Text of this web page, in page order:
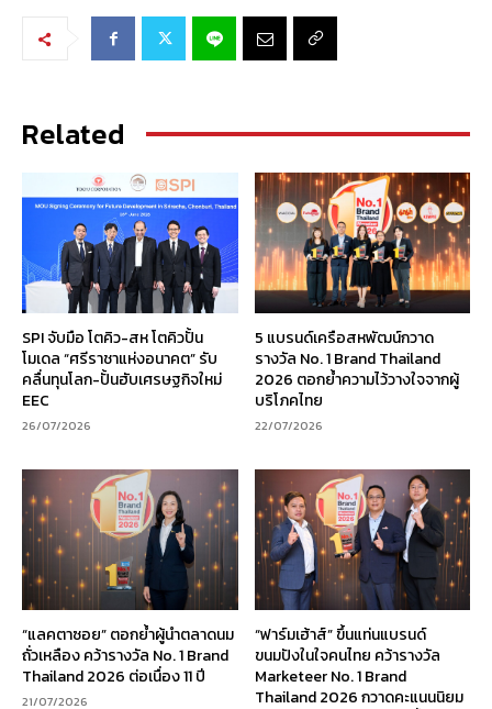
Related
SPI จับมือ โตคิว-สห โตคิวปั้น
โมเดล “ศรีราชาแห่งอนาคต” รับ
คลื่นทุนโลก-ปั้นฮับเศรษฐกิจใหม่
EEC
26/07/2026
5 แบรนด์เครือสหพัฒน์กวาด
รางวัล No. 1 Brand Thailand
2026 ตอกย้ำความไว้วางใจจากผู้
บริโภคไทย
22/07/2026
“แลคตาซอย” ตอกย้ำผู้นำตลาดนม
ถั่วเหลือง คว้ารางวัล No. 1 Brand
Thailand 2026 ต่อเนื่อง 11 ปี
21/07/2026
“ฟาร์มเฮ้าส์” ขึ้นแท่นแบรนด์
ขนมปังในใจคนไทย คว้ารางวัล
Marketeer No. 1 Brand
Thailand 2026 กวาดคะแนนนิยม